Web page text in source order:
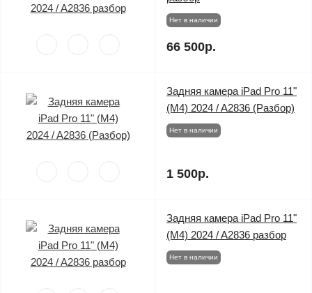
Нет в наличии
66 500р.
Задняя камера iPad Pro 11"
(M4) 2024 / A2836 (Разбор)
Нет в наличии
1 500р.
Задняя камера iPad Pro 11"
(M4) 2024 / A2836 разбор
Нет в наличии